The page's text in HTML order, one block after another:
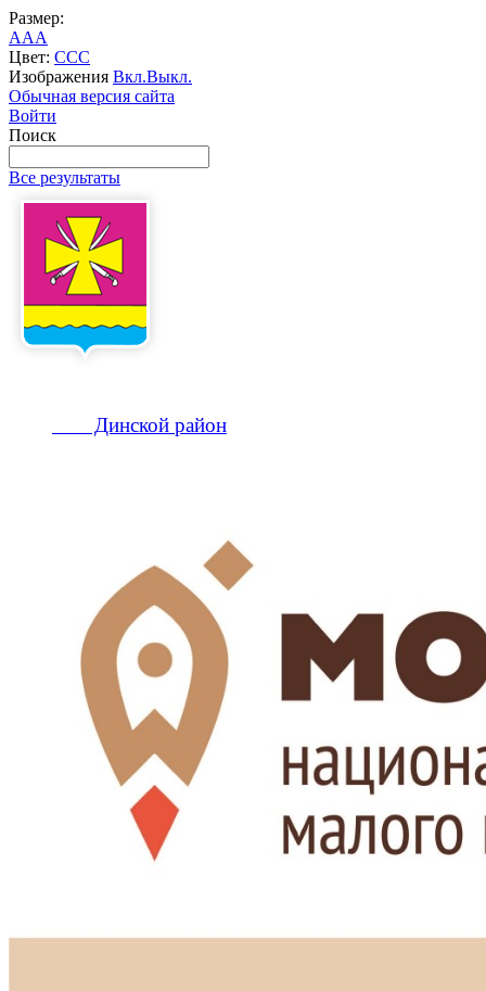
Размер:
AAA
Цвет: CCC
Изображения Вкл.Выкл.
Обычная версия сайта
Войти
Поиск
Все результаты
Динской район